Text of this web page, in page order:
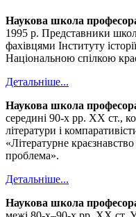
Наукова школа
1995 р. Представники
фахівцями Інституту
Національною спілкою
Детальніше...
Наукова школа
середині 90-х рр. ХХ ст.,
літератури і
«Літературне
проблема».
Детальніше...
Наукова школа